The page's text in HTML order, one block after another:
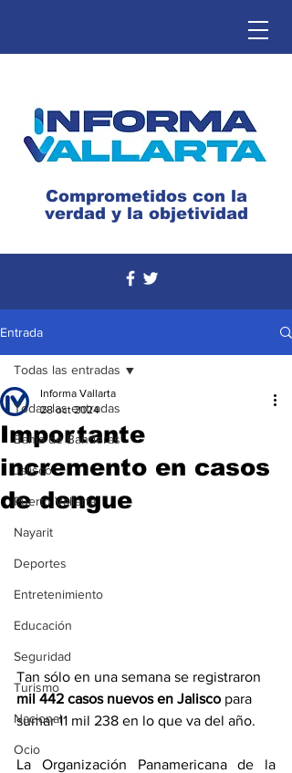
Comprometidos con la
verdad y la objetividad
Entrada
Todas las entradas
Bahía de Banderas
Jalisco
Puerto Vallarta
Nayarit
Deportes
Entretenimiento
Educación
Seguridad
Turismo
Nacional
Ocio
Todas las entradas
Importante
incremento en casos
de dengue
Informa Vallarta
28 oct 2024
Tan sólo en una semana se registraron
mil 442 casos nuevos en Jalisco para
sumar 11 mil 238 en lo que va del año.